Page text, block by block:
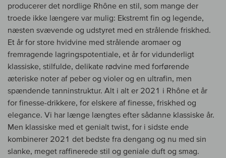
producerer det nordlige Rhône en stil, som mange der
troede ikke længere var mulig: Ekstremt fin og legende,
næsten svævende og udstyret med en strålende friskhed.
Et år for store hvidvine med strålende aromaer og
fremragende lagringspotentiale, et år for vidunderligt
klassiske, stilfulde, delikate rødvine med forførende
æteriske noter af peber og violer og en ultrafin, men
spændende tanninstruktur. Alt i alt er 2021 i Rhône et år
for finesse-drikkere, for elskere af finesse, friskhed og
elegance. Vi har længe længtes efter sådanne klassiske år.
Men klassiske med et genialt twist, for i sidste ende
kombinerer 2021 det bedste fra dengang og nu med sin
slanke, meget raffinerede stil og geniale duft og smag.